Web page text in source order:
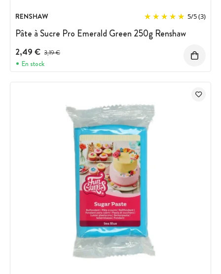
RENSHAW 5/5(3)
Pâte à Sucre Pro Emerald Green 250g Renshaw
2,49 € Prix avant réduction :
3,19 €
En stock